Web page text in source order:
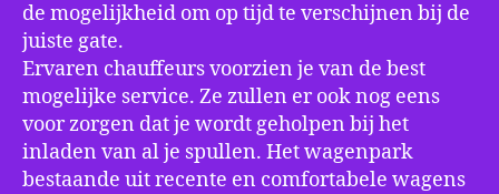
de mogelijkheid om op tijd te verschijnen bij de
juiste gate.
Ervaren chauffeurs voorzien je van de best
mogelijke service. Ze zullen er ook nog eens
voor zorgen dat je wordt geholpen bij het
inladen van al je spullen. Het wagenpark
bestaande uit recente en comfortabele wagens